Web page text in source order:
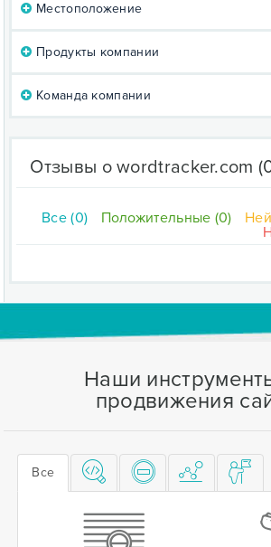
Местоположение
Продукты компании
Команда компании
Отзывы о wordtracker.com
Все (0) Положительные (0)
Наши
продвижения
Все